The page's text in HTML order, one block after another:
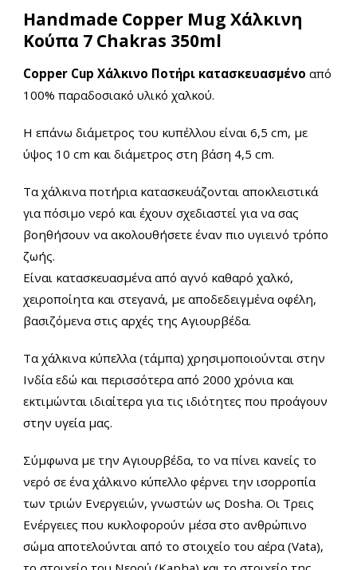
Handmade Copper Mug Χάλκινη
Κούπα 7 Chakras 350ml
Copper Cup Χάλκινο Ποτήρι κατασκευασμένο από
100% παραδοσιακό υλικό χαλκού.
Η επάνω διάμετρος του κυπέλλου είναι 6,5 cm, με
ύψος 10 cm και διάμετρος στη βάση 4,5 cm.
Τα χάλκινα ποτήρια κατασκευάζονται αποκλειστικά
για πόσιμο νερό και έχουν σχεδιαστεί για να σας
βοηθήσουν να ακολουθήσετε έναν πιο υγιεινό τρόπο
ζωής.
Είναι κατασκευασμένα από αγνό καθαρό χαλκό,
χειροποίητα και στεγανά, με αποδεδειγμένα οφέλη,
βασιζόμενα στις αρχές της Αγιουρβέδα.
Τα χάλκινα κύπελλα (τάμπα) χρησιμοποιούνται στην
Ινδία εδώ και περισσότερα από 2000 χρόνια και
εκτιμώνται ιδιαίτερα για τις ιδιότητες που προάγουν
στην υγεία μας.
Σύμφωνα με την Αγιουρβέδα, το να πίνει κανείς το
νερό σε ένα χάλκινο κύπελλο φέρνει την ισορροπία
των τριών Ενεργειών, γνωστών ως Dosha. Οι Τρεις
Ενέργειες που κυκλοφορούν μέσα στο ανθρώπινο
σώμα αποτελούνται από το στοιχείο του αέρα (Vata),